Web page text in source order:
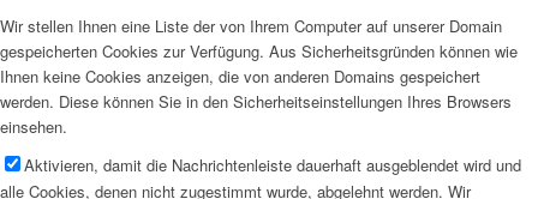
Wir stellen Ihnen eine Liste der von Ihrem Computer auf unserer Domain
gespeicherten Cookies zur Verfügung. Aus Sicherheitsgründen können wie
Ihnen keine Cookies anzeigen, die von anderen Domains gespeichert
werden. Diese können Sie in den Sicherheitseinstellungen Ihres Browsers
einsehen.
Aktivieren, damit die Nachrichtenleiste dauerhaft ausgeblendet wird und
alle Cookies, denen nicht zugestimmt wurde, abgelehnt werden. Wir